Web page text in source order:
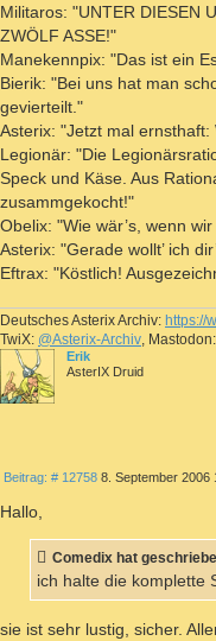
Militaros: "UNTER DIESEN
ZWÖLF ASSE!"
Manekennpix: "Das ist ein
Bierik: "Bei uns hat man
gevierteilt."
Asterix: "Jetzt mal ernsthaft:
Legionär: "Die
Speck und Käse. Aus
zusammgekocht!"
Obelix: "Wie wär’s, wenn
Asterix: "Gerade wollt’ ich
Eftrax: "Köstlich!
Deutsches Asterix Archiv: https://
TwiX: @Asterix-Archiv, Mastodon:
Erik
AsterIX Druid
Beitrag: # 12758Beitrag
8. September 2006
Hallo,
Comedix hat
ich halte die komplette
sie ist sehr lustig, sicher.